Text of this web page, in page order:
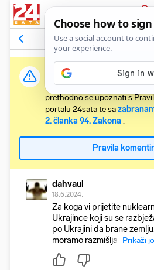
PRIJAVA
Komentari16
Važna obavijest:
Svaki korisnik koji želi
prethodno se upoznati s
portalu 24sata te sa
2. članka 94. Zakona .
Pravila
dahvaul
18.6.2024.
Za koga vi prijetite
Ukrajince koji su se
po Ukrajini da brane
moramo razmišljat Prikaži